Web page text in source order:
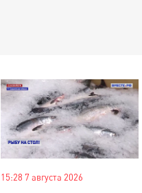
15:28 7 августа 2026